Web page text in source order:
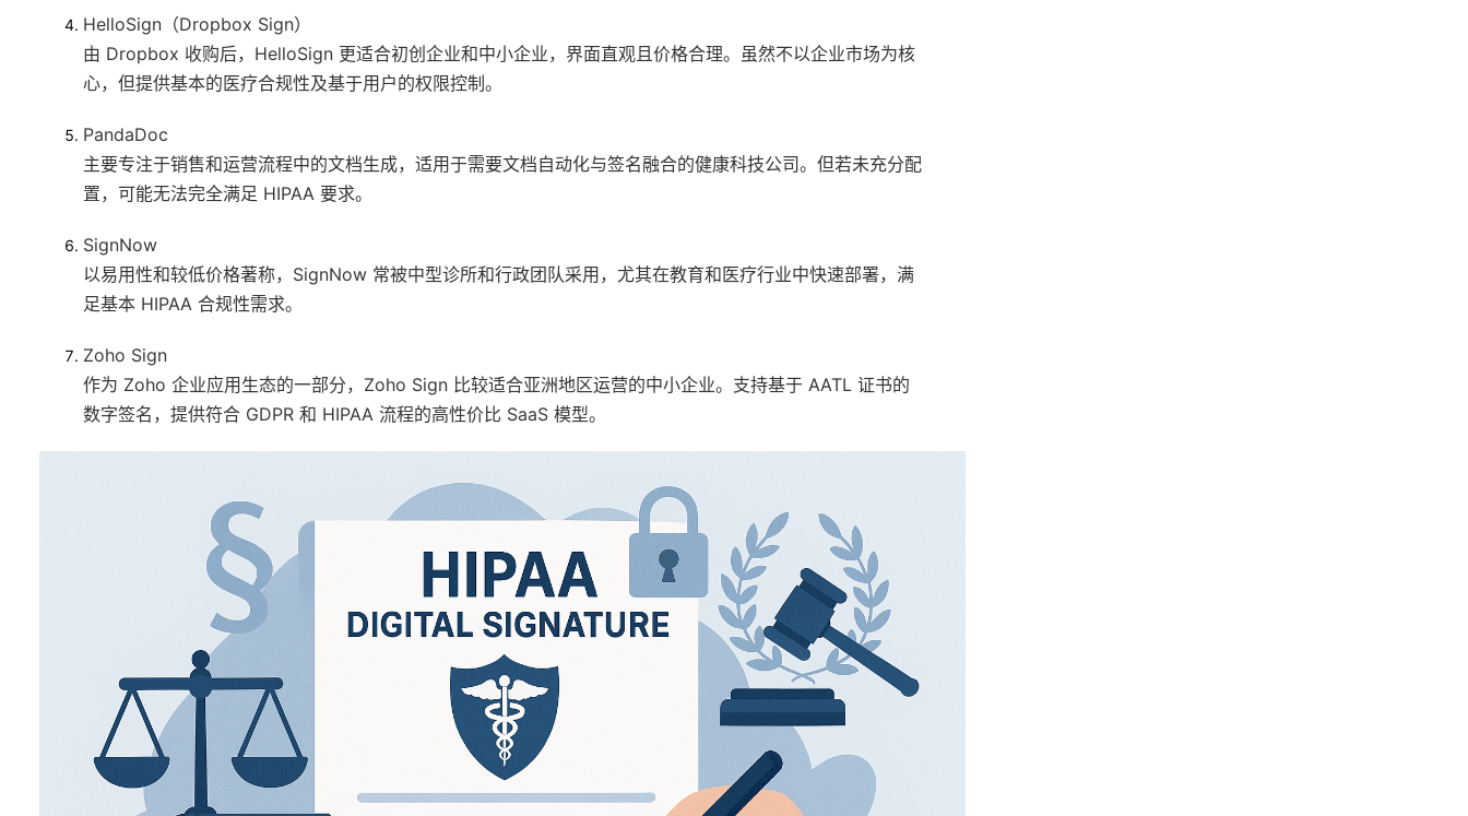
HelloSign（Dropbox Sign）
由 Dropbox 收购后，HelloSign 更适合初创企业和中小企业，界面直观且价格合理。虽然不以企业市场为核
心，但提供基本的医疗合规性及基于用户的权限控制。
PandaDoc
主要专注于销售和运营流程中的文档生成，适用于需要文档自动化与签名融合的健康科技公司。但若未充分配
置，可能无法完全满足 HIPAA 要求。
SignNow
以易用性和较低价格著称，SignNow 常被中型诊所和行政团队采用，尤其在教育和医疗行业中快速部署，满
足基本 HIPAA 合规性需求。
Zoho Sign
作为 Zoho 企业应用生态的一部分，Zoho Sign 比较适合亚洲地区运营的中小企业。支持基于 AATL 证书的
数字签名，提供符合 GDPR 和 HIPAA 流程的高性价比 SaaS 模型。